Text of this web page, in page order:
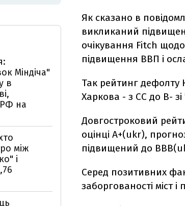
Як сказано в
викликаний
очікування Fitch щодо
підвищення ВВП і
Так рейтинг дефолту
Харкова - з СС до В-
Довгостроковий
оцінці A+(ukr),
підвищений до
Серед позитивних
заборгованості міст
Міндіча"
в
на
між
і